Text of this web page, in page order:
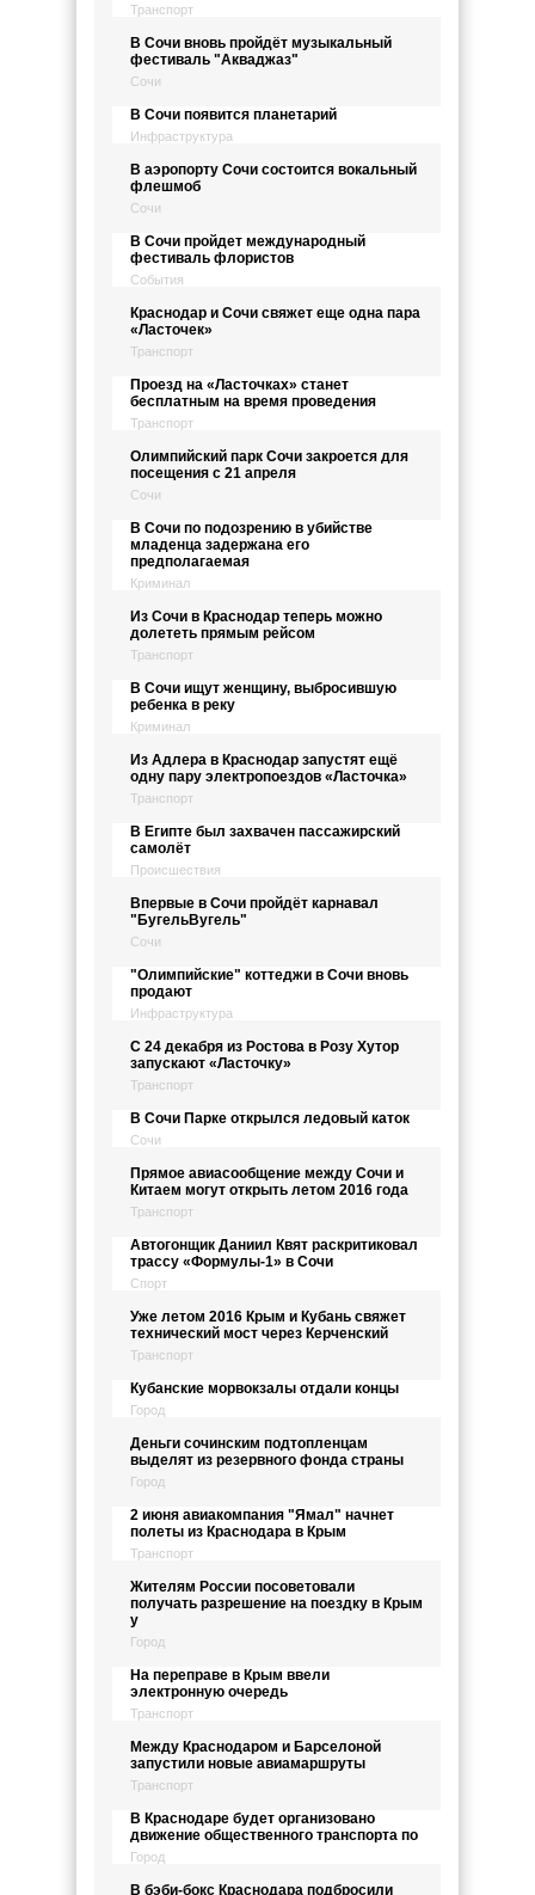
Транспорт
В Сочи вновь пройдёт музыкальный
фестиваль "Акваджаз"
Сочи
В Сочи появится планетарий
Инфраструктура
В аэропорту Сочи состоится вокальный
флешмоб
Сочи
В Сочи пройдет международный
фестиваль флористов
События
Краснодар и Сочи свяжет еще одна пара
«Ласточек»
Транспорт
Проезд на «Ласточках» станет
бесплатным на время проведения
Транспорт
Олимпийский парк Сочи закроется для
посещения с 21 апреля
Сочи
В Сочи по подозрению в убийстве
младенца задержана его
предполагаемая
Криминал
Из Сочи в Краснодар теперь можно
долететь прямым рейсом
Транспорт
В Сочи ищут женщину, выбросившую
ребенка в реку
Криминал
Из Адлера в Краснодар запустят ещё
одну пару электропоездов «Ласточка»
Транспорт
В Египте был захвачен пассажирский
самолёт
Происшествия
Впервые в Сочи пройдёт карнавал
"БугельВугель"
Сочи
"Олимпийские" коттеджи в Сочи вновь
продают
Инфраструктура
С 24 декабря из Ростова в Розу Хутор
запускают «Ласточку»
Транспорт
В Сочи Парке открылся ледовый каток
Сочи
Прямое авиасообщение между Сочи и
Китаем могут открыть летом 2016 года
Транспорт
Автогонщик Даниил Квят раскритиковал
трассу «Формулы-1» в Сочи
Спорт
Уже летом 2016 Крым и Кубань свяжет
технический мост через Керченский
Транспорт
Кубанские морвокзалы отдали концы
Город
Деньги сочинским подтопленцам
выделят из резервного фонда страны
Город
2 июня авиакомпания "Ямал" начнет
полеты из Краснодара в Крым
Транспорт
Жителям России посоветовали
получать разрешение на поездку в Крым
у
Город
На переправе в Крым ввели
электронную очередь
Транспорт
Между Краснодаром и Барселоной
запустили новые авиамаршруты
Транспорт
В Краснодаре будет организовано
движение общественного транспорта по
Город
В бэби-бокс Краснодара подбросили